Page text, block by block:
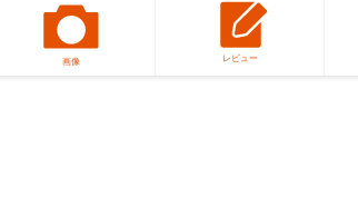
画像 レビュー